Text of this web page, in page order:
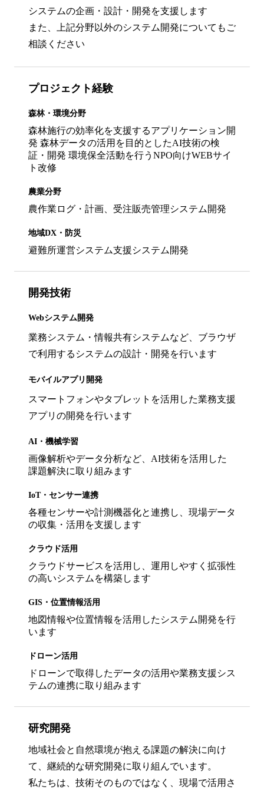
システムの企画・設計・開発を支援します
また、上記分野以外のシステム開発についてもご
相談ください
プロジェクト経験
森林・環境分野
森林施行の効率化を支援するアプリケーション開
発 森林データの活用を目的としたAI技術の検
証・開発 環境保全活動を行うNPO向けWEBサイ
ト改修
農業分野
農作業ログ・計画、受注販売管理システム開発
地域DX・防災
避難所運営システム支援システム開発
開発技術
Webシステム開発
業務システム・情報共有システムなど、ブラウザ
で利用するシステムの設計・開発を行います
モバイルアプリ開発
スマートフォンやタブレットを活用した業務支援
アプリの開発を行います
AI・機械学習
画像解析やデータ分析など、AI技術を活用した
課題解決に取り組みます
IoT・センサー連携
各種センサーや計測機器化と連携し、現場データ
の収集・活用を支援します
クラウド活用
クラウドサービスを活用し、運用しやすく拡張性
の高いシステムを構築します
GIS・位置情報活用
地図情報や位置情報を活用したシステム開発を行
います
ドローン活用
ドローンで取得したデータの活用や業務支援シス
テムの連携に取り組みます
研究開発
地域社会と自然環境が抱える課題の解決に向け
て、継続的な研究開発に取り組んでいます。
私たちは、技術そのものではなく、現場で活用さ